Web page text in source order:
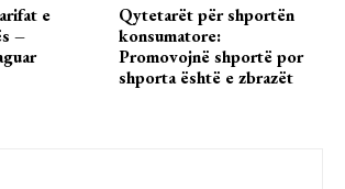
e
–
Qytetarët për shportën
konsumatore:
Promovojnë shportë por
shporta është e zbrazët